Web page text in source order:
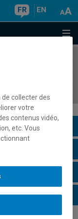
FR EN
collecter des
votre
contenus vidéo,
etc. Vous